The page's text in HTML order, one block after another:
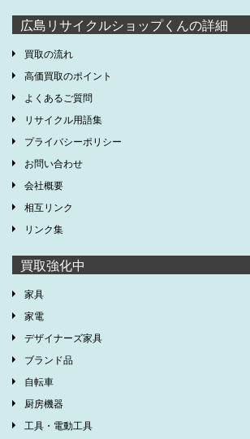
広島リサイクルショップくんの詳細
買取の流れ
高価買取のポイント
よくあるご質問
リサイクル用語集
プライバシーポリシー
お問い合わせ
会社概要
相互リンク
リンク集
買取強化中
家具
家電
デザイナーズ家具
ブランド品
自転車
厨房機器
工具・電動工具